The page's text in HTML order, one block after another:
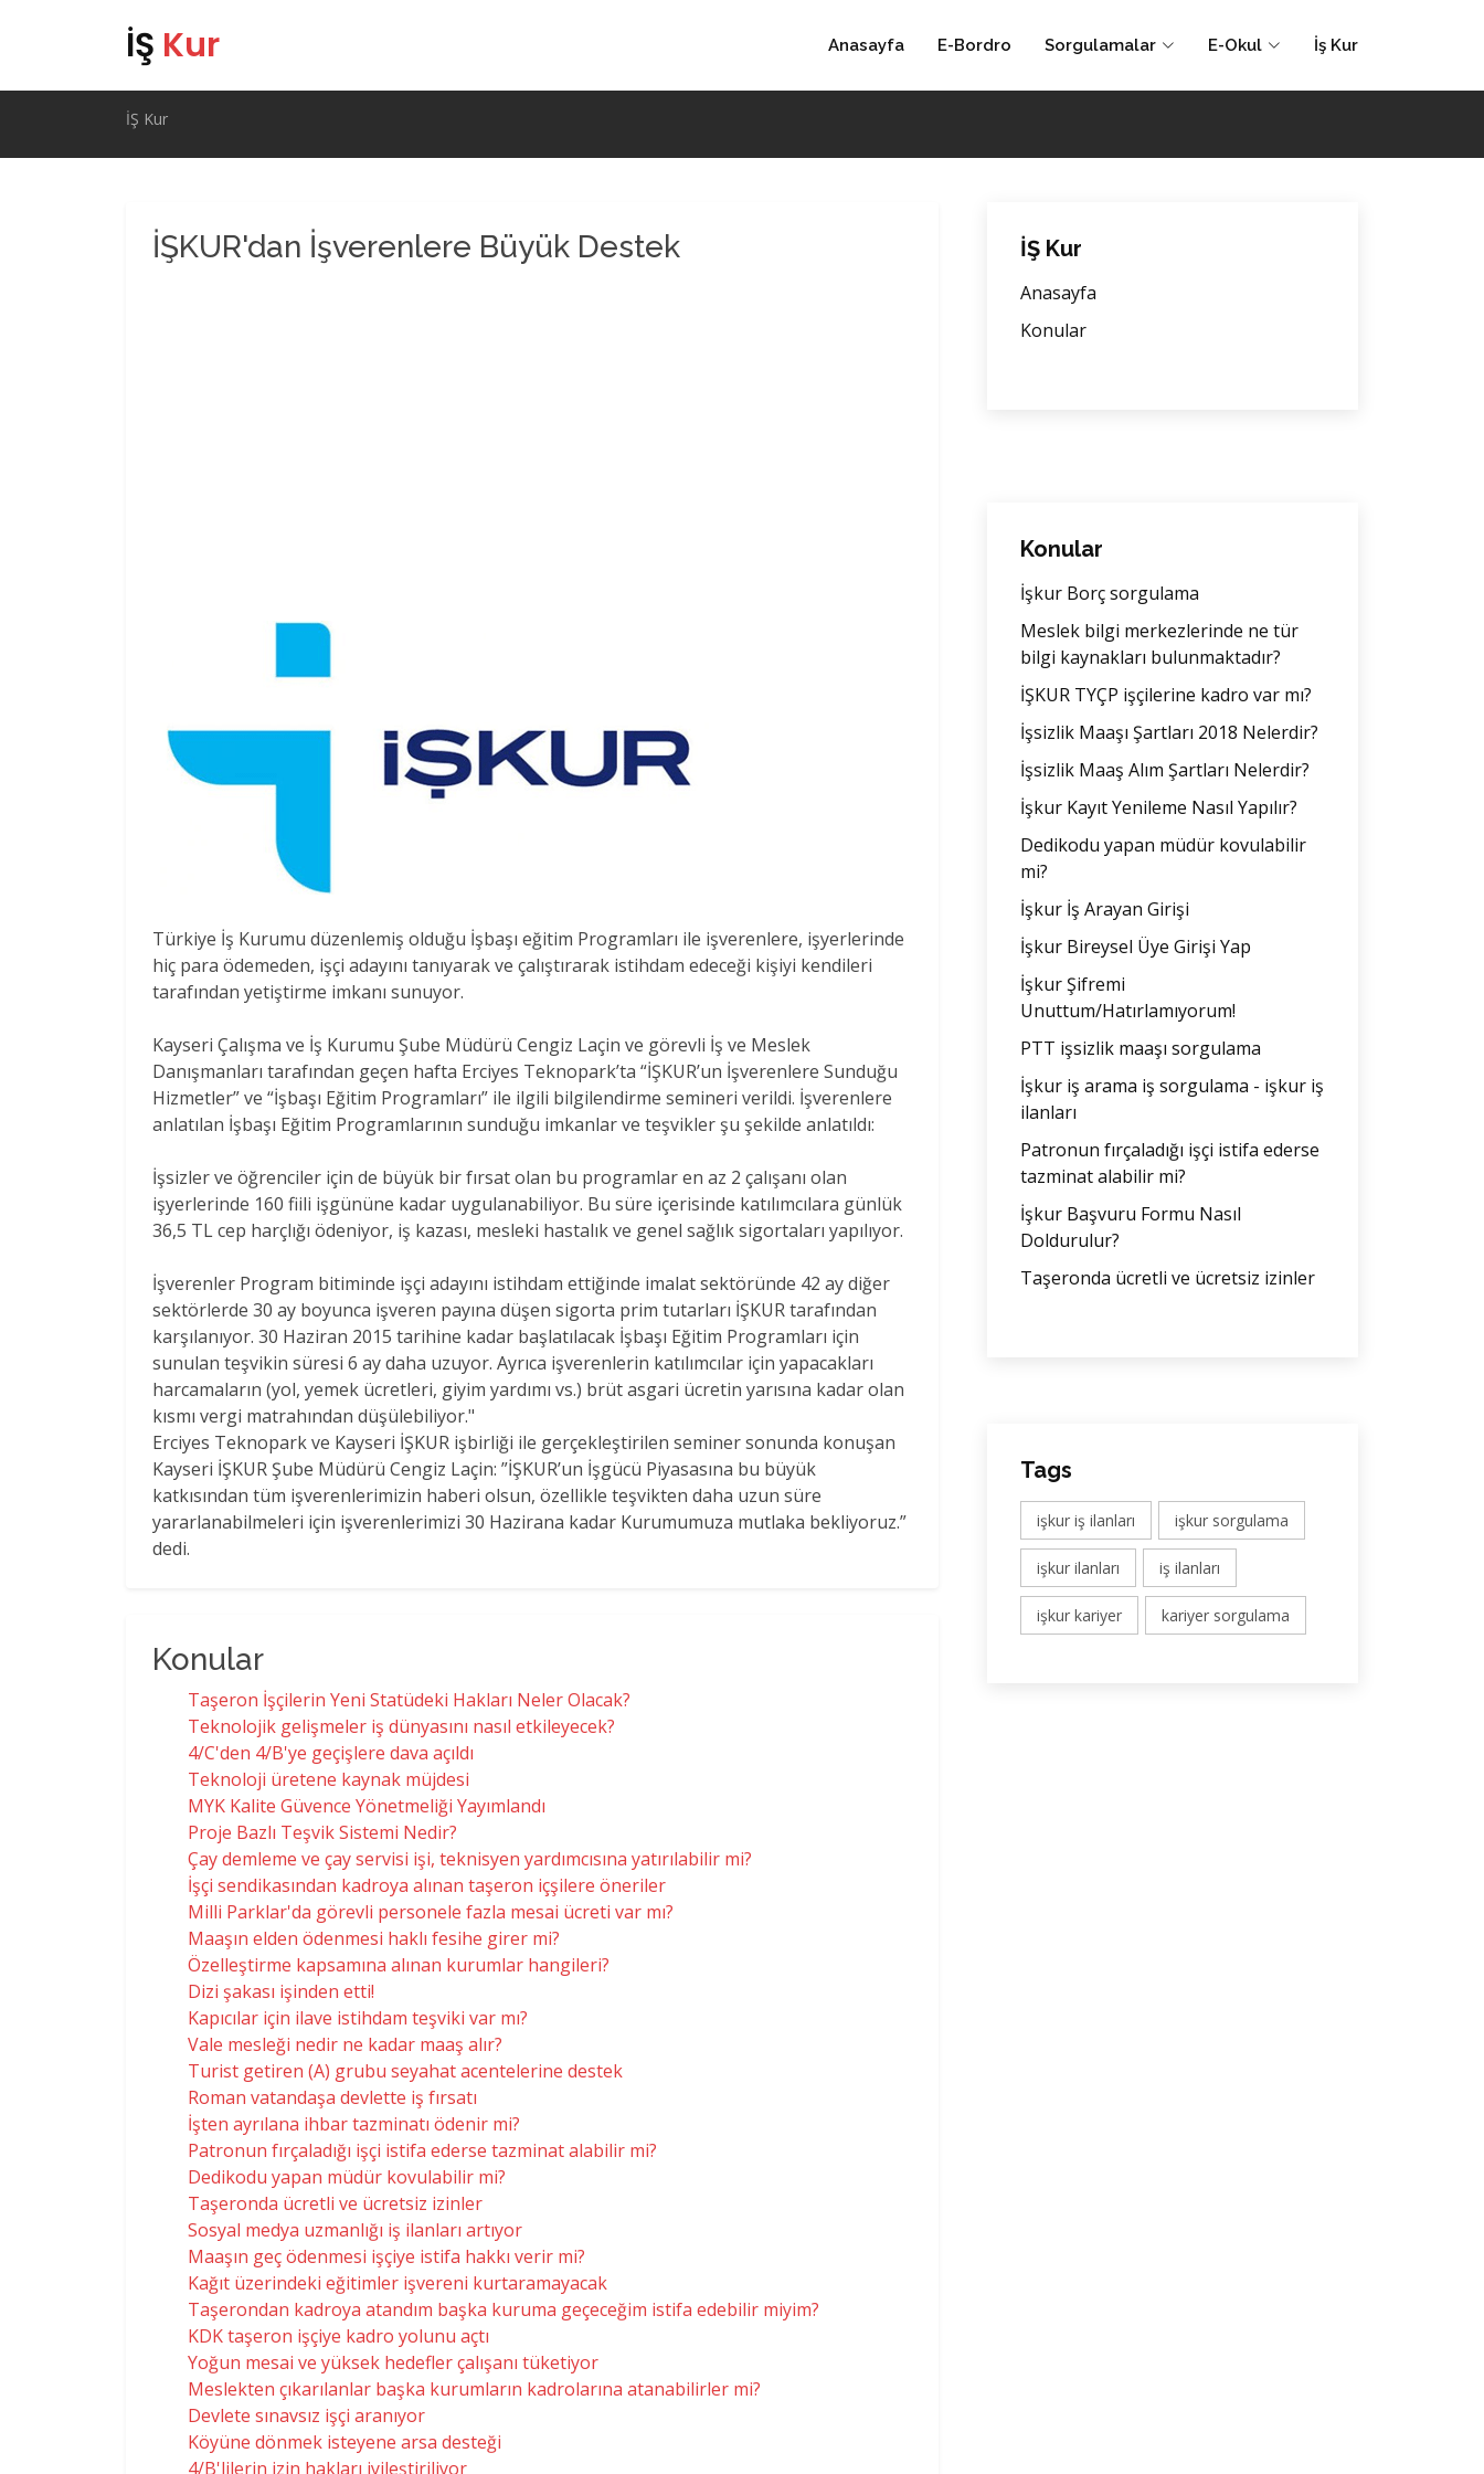
İŞ Kur Anasayfa E-Bordro Sorgulamalar E-Okul İş Kur
İŞ Kur
İŞKUR'dan İşverenlere Büyük Destek
Türkiye İş Kurumu düzenlemiş olduğu İşbaşı eğitim Programları ile işverenlere, işyerlerinde
hiç para ödemeden, işçi adayını tanıyarak ve çalıştırarak istihdam edeceği kişiyi kendileri
tarafından yetiştirme imkanı sunuyor.
Kayseri Çalışma ve İş Kurumu Şube Müdürü Cengiz Laçin ve görevli İş ve Meslek
Danışmanları tarafından geçen hafta Erciyes Teknopark’ta “İŞKUR’un İşverenlere Sunduğu
Hizmetler” ve “İşbaşı Eğitim Programları” ile ilgili bilgilendirme semineri verildi. İşverenlere
anlatılan İşbaşı Eğitim Programlarının sunduğu imkanlar ve teşvikler şu şekilde anlatıldı:
İşsizler ve öğrenciler için de büyük bir fırsat olan bu programlar en az 2 çalışanı olan
işyerlerinde 160 fiili işgününe kadar uygulanabiliyor. Bu süre içerisinde katılımcılara günlük
36,5 TL cep harçlığı ödeniyor, iş kazası, mesleki hastalık ve genel sağlık sigortaları yapılıyor.
İşverenler Program bitiminde işçi adayını istihdam ettiğinde imalat sektöründe 42 ay diğer
sektörlerde 30 ay boyunca işveren payına düşen sigorta prim tutarları İŞKUR tarafından
karşılanıyor. 30 Haziran 2015 tarihine kadar başlatılacak İşbaşı Eğitim Programları için
sunulan teşvikin süresi 6 ay daha uzuyor. Ayrıca işverenlerin katılımcılar için yapacakları
harcamaların (yol, yemek ücretleri, giyim yardımı vs.) brüt asgari ücretin yarısına kadar olan
kısmı vergi matrahından düşülebiliyor."
Erciyes Teknopark ve Kayseri İŞKUR işbirliği ile gerçekleştirilen seminer sonunda konuşan
Kayseri İŞKUR Şube Müdürü Cengiz Laçin: ”İŞKUR’un İşgücü Piyasasına bu büyük
katkısından tüm işverenlerimizin haberi olsun, özellikle teşvikten daha uzun süre
yararlanabilmeleri için işverenlerimizi 30 Hazirana kadar Kurumumuza mutlaka bekliyoruz.”
dedi.
Konular
Taşeron İşçilerin Yeni Statüdeki Hakları Neler Olacak?
Teknolojik gelişmeler iş dünyasını nasıl etkileyecek?
4/C'den 4/B'ye geçişlere dava açıldı
Teknoloji üretene kaynak müjdesi
MYK Kalite Güvence Yönetmeliği Yayımlandı
Proje Bazlı Teşvik Sistemi Nedir?
Çay demleme ve çay servisi işi, teknisyen yardımcısına yatırılabilir mi?
İşçi sendikasından kadroya alınan taşeron içşilere öneriler
Milli Parklar'da görevli personele fazla mesai ücreti var mı?
Maaşın elden ödenmesi haklı fesihe girer mi?
Özelleştirme kapsamına alınan kurumlar hangileri?
Dizi şakası işinden etti!
Kapıcılar için ilave istihdam teşviki var mı?
Vale mesleği nedir ne kadar maaş alır?
Turist getiren (A) grubu seyahat acentelerine destek
Roman vatandaşa devlette iş fırsatı
İşten ayrılana ihbar tazminatı ödenir mi?
Patronun fırçaladığı işçi istifa ederse tazminat alabilir mi?
Dedikodu yapan müdür kovulabilir mi?
Taşeronda ücretli ve ücretsiz izinler
Sosyal medya uzmanlığı iş ilanları artıyor
Maaşın geç ödenmesi işçiye istifa hakkı verir mi?
Kağıt üzerindeki eğitimler işvereni kurtaramayacak
Taşerondan kadroya atandım başka kuruma geçeceğim istifa edebilir miyim?
KDK taşeron işçiye kadro yolunu açtı
Yoğun mesai ve yüksek hedefler çalışanı tüketiyor
Meslekten çıkarılanlar başka kurumların kadrolarına atanabilirler mi?
Devlete sınavsız işçi aranıyor
Köyüne dönmek isteyene arsa desteği
4/B'lilerin izin hakları iyileştiriliyor
İŞ Kur
Anasayfa
Konular
Konular
İşkur Borç sorgulama
Meslek bilgi merkezlerinde ne tür
bilgi kaynakları bulunmaktadır?
İŞKUR TYÇP işçilerine kadro var mı?
İşsizlik Maaşı Şartları 2018 Nelerdir?
İşsizlik Maaş Alım Şartları Nelerdir?
İşkur Kayıt Yenileme Nasıl Yapılır?
Dedikodu yapan müdür kovulabilir
mi?
İşkur İş Arayan Girişi
İşkur Bireysel Üye Girişi Yap
İşkur Şifremi
Unuttum/Hatırlamıyorum!
PTT işsizlik maaşı sorgulama
İşkur iş arama iş sorgulama - işkur iş
ilanları
Patronun fırçaladığı işçi istifa ederse
tazminat alabilir mi?
İşkur Başvuru Formu Nasıl
Doldurulur?
Taşeronda ücretli ve ücretsiz izinler
Tags
işkur iş ilanları işkur sorgulama
işkur ilanları iş ilanları
işkur kariyer kariyer sorgulama